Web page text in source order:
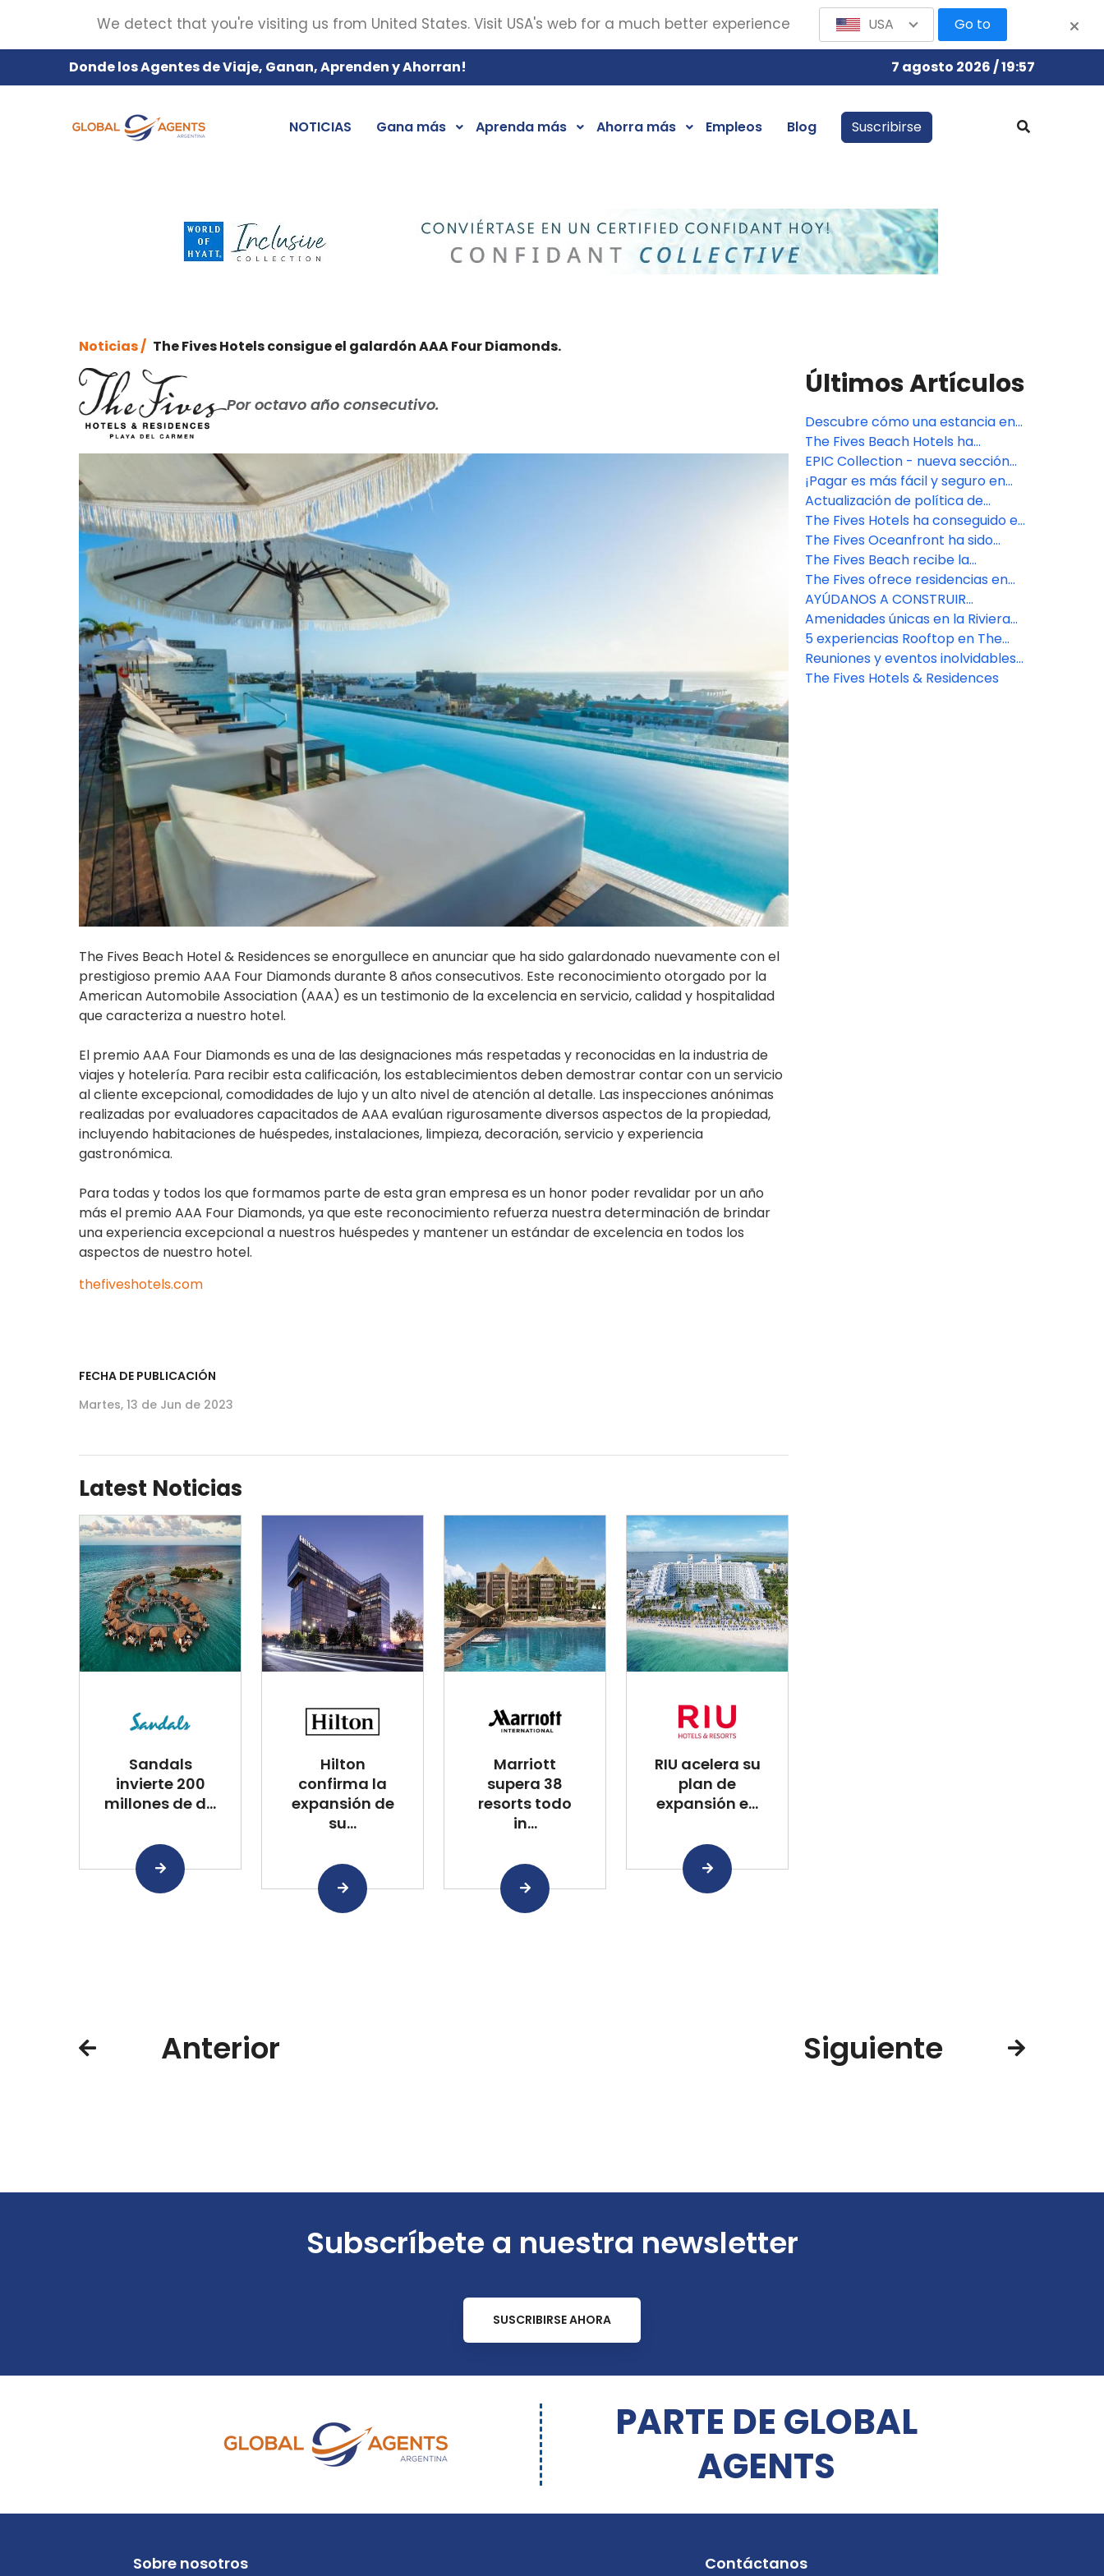
Donde los Agentes de Viaje, Ganan, Aprenden y Ahorran! 7 agosto 2026 / 19:57
NOTICIAS Gana más Aprenda más Ahorra más Empleos Blog Suscribirse
Noticias / The Fives Hotels consigue el galardón AAA Four Diamonds.
Por octavo año consecutivo.
The Fives Beach Hotel & Residences se enorgullece en anunciar que ha sido galardonado nuevamente con el
prestigioso premio AAA Four Diamonds durante 8 años consecutivos. Este reconocimiento otorgado por la
American Automobile Association (AAA) es un testimonio de la excelencia en servicio, calidad y hospitalidad
que caracteriza a nuestro hotel.
El premio AAA Four Diamonds es una de las designaciones más respetadas y reconocidas en la industria de
viajes y hotelería. Para recibir esta calificación, los establecimientos deben demostrar contar con un servicio
al cliente excepcional, comodidades de lujo y un alto nivel de atención al detalle. Las inspecciones anónimas
realizadas por evaluadores capacitados de AAA evalúan rigurosamente diversos aspectos de la propiedad,
incluyendo habitaciones de huéspedes, instalaciones, limpieza, decoración, servicio y experiencia
gastronómica.
Para todas y todos los que formamos parte de esta gran empresa es un honor poder revalidar por un año
más el premio AAA Four Diamonds, ya que este reconocimiento refuerza nuestra determinación de brindar
una experiencia excepcional a nuestros huéspedes y mantener un estándar de excelencia en todos los
aspectos de nuestro hotel.
thefiveshotels.com
FECHA DE PUBLICACIÓN
Martes, 13 de Jun de 2023
Latest Noticias
Sandals
invierte 200
millones de d...
Hilton
confirma la
expansión de
su...
Marriott
supera 38
resorts todo
in...
RIU acelera su
plan de
expansión e...
Últimos Artículos
Descubre cómo una estancia en
The Fives Hotels & Residences
mejora la experiencia en la Riviera
Maya
The Fives Beach Hotels ha
firmado un acuerdo para
erradicar la explotación infantil.
EPIC Collection - nueva sección
en The Fives Beach Hotel &
Residences
¡Pagar es más fácil y seguro en
The Fives Hotels!
Actualización de política de
cobros para menores de edad
en The Fives Hotels & Residences
The Fives Hotels ha conseguido el
galardón AAA Four Diamonds.
The Fives Oceanfront ha sido
nombrado uno de los hoteles más
sostenibles de México
The Fives Beach recibe la
certificación Oro de EarthCheck
The Fives ofrece residencias en
Riviera Maya y Puerto Morelos
para quienes buscan un entorno
en la naturaleza
AYÚDANOS A CONSTRUIR
NUESTRA ESTRATEGIA DE
SOSTENIBILIDAD EN THE FIVES
HOTELS
Amenidades únicas en la Riviera
Maya en The Fives Hotels
5 experiencias Rooftop en The
Fives Hotels
Reuniones y eventos inolvidables
en The Fives Hotels
The Fives Hotels & Residences
Anterior Siguiente
Subscríbete a nuestra newsletter
SUSCRIBIRSE AHORA
PARTE DE GLOBAL
AGENTS
Sobre nosotros Contáctanos
We detect that you're visiting us from United States. Visit USA's web for a much better experience USA Go to